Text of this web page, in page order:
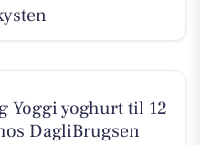
Yoggi yoghurt til 12
DagliBrugsen